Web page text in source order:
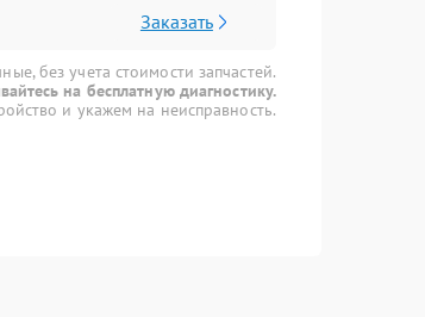
Заказать
без учета стоимости запчастей.
на бесплатную диагностику.
и укажем на неисправность.